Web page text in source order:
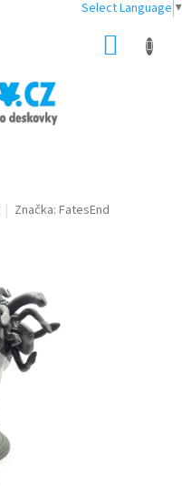
Select Language ▼
Značka: FatesEnd